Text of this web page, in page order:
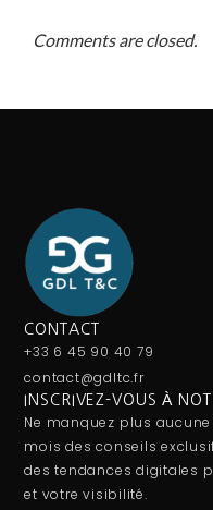
Comments are closed.
CONTACT
+33 6 45 90 40 79
contact@gdltc.fr
INSCRIVEZ-VOUS À
Ne manquez plus
mois des conseils
des tendances digitales
et votre visibilité.